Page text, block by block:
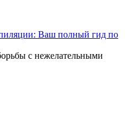
Ваш полный гид по
с нежелательными